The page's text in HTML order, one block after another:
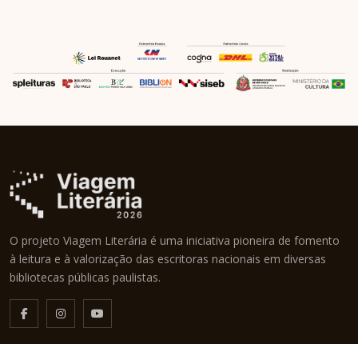
O projeto Viagem Literária é uma iniciativa pioneira de fomento
à leitura e à valorização das escritoras nacionais em diversas
bibliotecas públicas paulistas.